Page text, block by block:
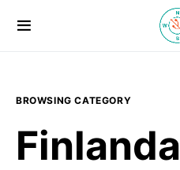
BROWSING CATEGORY
Finlanda